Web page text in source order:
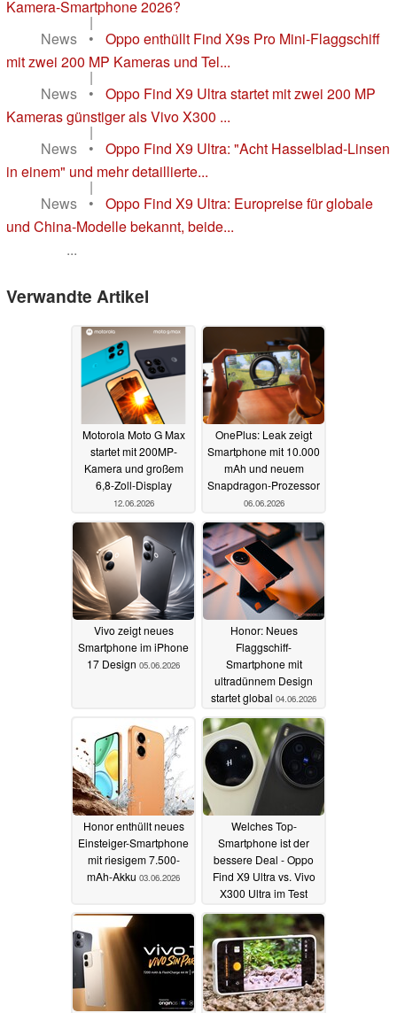
Kamera-Smartphone 2026?
|
News
•
Oppo enthüllt Find X9s Pro Mini-Flaggschiff
mit zwei 200 MP Kameras und Tel...
|
News
•
Oppo Find X9 Ultra startet mit zwei 200 MP
Kameras günstiger als Vivo X300 ...
|
News
•
Oppo Find X9 Ultra: "Acht Hasselblad-Linsen
in einem" und mehr detaillierte...
|
News
•
Oppo Find X9 Ultra: Europreise für globale
und China-Modelle bekannt, beide...
...
Verwandte Artikel
Motorola Moto G Max
startet mit 200MP-
Kamera und großem
6,8-Zoll-Display
12.06.2026
OnePlus: Leak zeigt
Smartphone mit 10.000
mAh und neuem
Snapdragon-Prozessor
06.06.2026
Vivo zeigt neues
Smartphone im iPhone
17 Design 05.06.2026
Honor: Neues
Flaggschiff-
Smartphone mit
ultradünnem Design
startet global 04.06.2026
Honor enthüllt neues
Einsteiger-Smartphone
mit riesigem 7.500-
mAh-Akku 03.06.2026
Welches Top-
Smartphone ist der
bessere Deal - Oppo
Find X9 Ultra vs. Vivo
X300 Ultra im Test
31.05.2026